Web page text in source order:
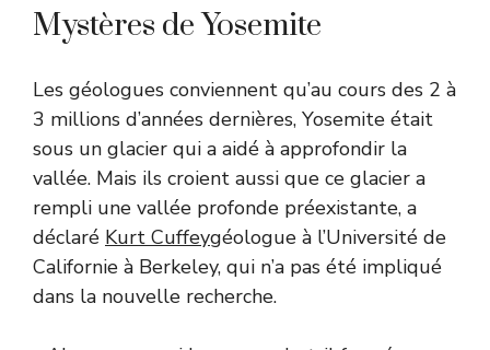
Mystères de Yosemite
Les géologues conviennent qu’au cours des 2 à
3 millions d’années dernières, Yosemite était
sous un glacier qui a aidé à approfondir la
vallée. Mais ils croient aussi que ce glacier a
rempli une vallée profonde préexistante, a
déclaré Kurt Cuffeygéologue à l’Université de
Californie à Berkeley, qui n’a pas été impliqué
dans la nouvelle recherche.